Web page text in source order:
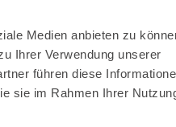
Medien anbieten zu
Ihrer Verwendung unserer
führen diese
sie im Rahmen Ihrer
Kategorien: